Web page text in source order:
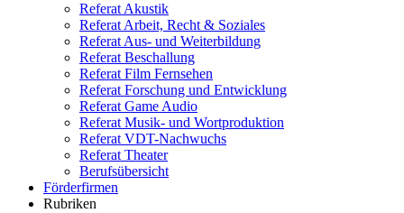
Referat Akustik
Referat Arbeit, Recht & Soziales
Referat Aus- und Weiterbildung
Referat Beschallung
Referat Film Fernsehen
Referat Forschung und Entwicklung
Referat Game Audio
Referat Musik- und Wortproduktion
Referat VDT-Nachwuchs
Referat Theater
Berufsübersicht
Förderfirmen
Rubriken